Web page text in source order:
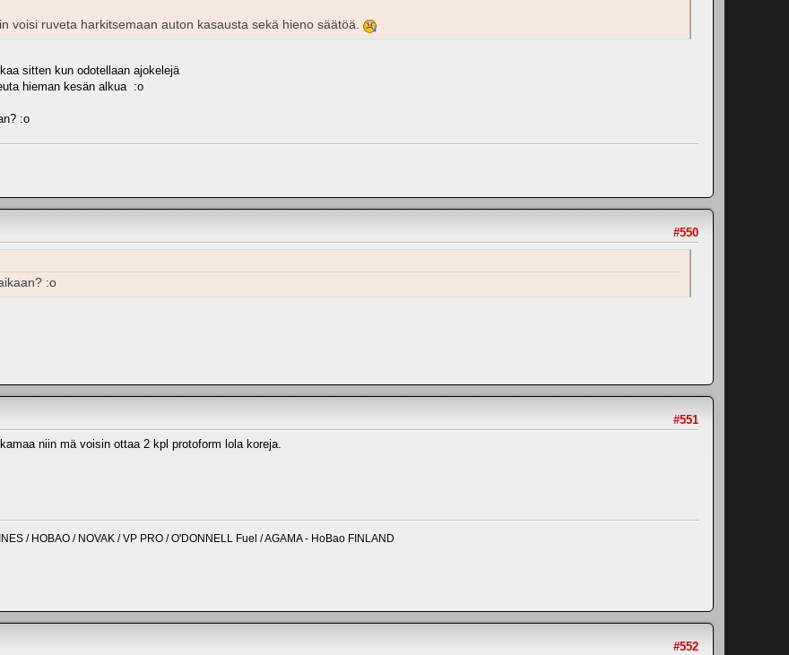
voisi ruveta harkitsemaan auton kasausta sekä hieno säätöä.
sitten kun odotellaan ajokelejä
hieman kesän alkua :o
:o
#550
:o
#551
niin mä voisin ottaa 2 kpl protoform lola koreja.
/ HOBAO / NOVAK / VP PRO / O'DONNELL Fuel / AGAMA - HoBao FINLAND
#552